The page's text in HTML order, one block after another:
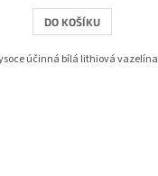
DO KOŠÍKU
účinná bílá lithiová vazelína